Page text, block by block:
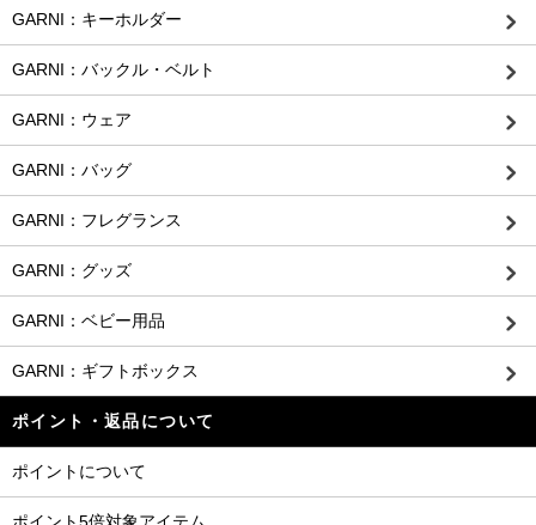
GARNI：キーホルダー
GARNI：バックル・ベルト
GARNI：ウェア
GARNI：バッグ
GARNI：フレグランス
GARNI：グッズ
GARNI：ベビー用品
GARNI：ギフトボックス
ポイント・返品について
ポイントについて